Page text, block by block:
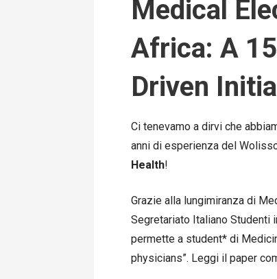
Medical
Africa: A
Driven
Ci tenevamo a dirvi che
anni di esperienza del
Health!
Grazie alla lungimiranza di
Segretariato Italiano Studenti
permette a student* di
physicians”. Leggi il paper